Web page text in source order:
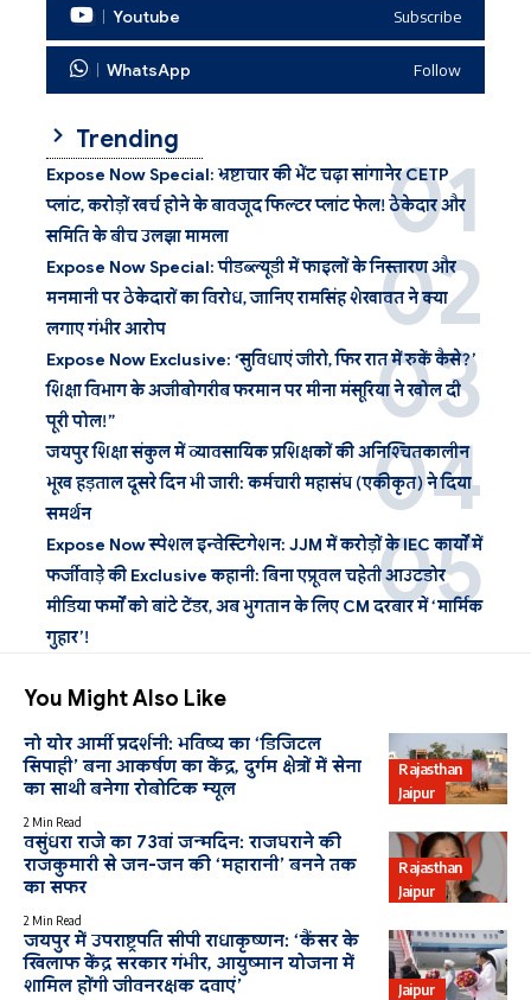
Youtube Subscribe
WhatsApp Follow
Trending
Expose Now Special: भ्रष्टाचार की भेंट चढ़ा सांगानेर CETP
प्लांट, करोड़ों खर्च होने के बावजूद फिल्टर प्लांट फेल! ठेकेदार और
समिति के बीच उलझा मामला
Expose Now Special: पीडब्ल्यूडी में फाइलों के निस्तारण और
मनमानी पर ठेकेदारों का विरोध, जानिए रामसिंह शेखावत ने क्या
लगाए गंभीर आरोप
Expose Now Exclusive: ‘सुविधाएं जीरो, फिर रात में रुकें कैसे?’
शिक्षा विभाग के अजीबोगरीब फरमान पर मीना मंसूरिया ने खोल दी
पूरी पोल!”
जयपुर शिक्षा संकुल में व्यावसायिक प्रशिक्षकों की अनिश्चितकालीन
भूख हड़ताल दूसरे दिन भी जारी: कर्मचारी महासंघ (एकीकृत) ने दिया
समर्थन
Expose Now स्पेशल इन्वेस्टिगेशन: JJM में करोड़ों के IEC कार्यों में
फर्जीवाड़े की Exclusive कहानी: बिना एप्रूवल चहेती आउटडोर
मीडिया फर्मों को बांटे टेंडर, अब भुगतान के लिए CM दरबार में ‘मार्मिक
गुहार’!
You Might Also Like
Rajasthan
Jaipur
नो योर आर्मी प्रदर्शनी: भविष्य का ‘डिजिटल
सिपाही’ बना आकर्षण का केंद्र, दुर्गम क्षेत्रों में सेना
का साथी बनेगा रोबोटिक म्यूल
2 Min Read
Rajasthan
Jaipur
वसुंधरा राजे का 73वां जन्मदिन: राजघराने की
राजकुमारी से जन-जन की ‘महारानी’ बनने तक
का सफर
2 Min Read
Jaipur
जयपुर में उपराष्ट्रपति सीपी राधाकृष्णन: ‘कैंसर के
खिलाफ केंद्र सरकार गंभीर, आयुष्मान योजना में
शामिल होंगी जीवनरक्षक दवाएं’